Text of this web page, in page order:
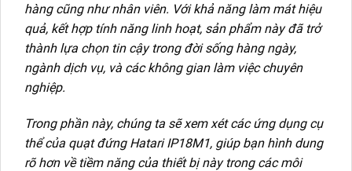
hàng cũng như nhân viên. Với khả năng làm mát hiệu
quả, kết hợp tính năng linh hoạt, sản phẩm này đã trở
thành lựa chọn tin cậy trong đời sống hàng ngày,
ngành dịch vụ, và các không gian làm việc chuyên
nghiệp.
Trong phần này, chúng ta sẽ xem xét các ứng dụng cụ
thể của quạt đứng Hatari IP18M1, giúp bạn hình dung
rõ hơn về tiềm năng của thiết bị này trong các môi